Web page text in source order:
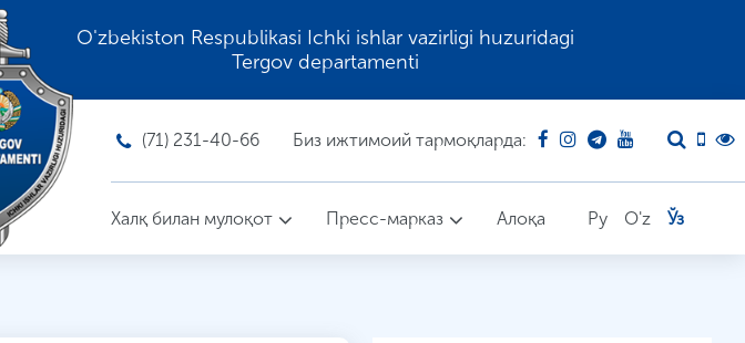
O'zbekiston Respublikasi Ichki ishlar vazirligi huzuridagi
Tergov departamenti
(71) 231-40-66 Биз ижтимоий тармоқларда:
Халқ билан мулоқот Пресс-марказ Алоқа Ру O'z Ўз